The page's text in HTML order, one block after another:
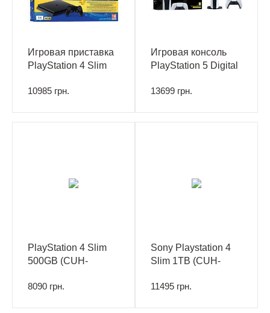
Игровая приставка
PlayStation 4 Slim
God Of War + The
10985 грн.
Игровая консоль
PlayStation 5 Digital
13699 грн.
PlayStation 4 Slim
500GB (CUH-
Versa Bundle
8090 грн.
Sony Playstation 4
Slim 1TB (CUH-
V+HZD
11495 грн.